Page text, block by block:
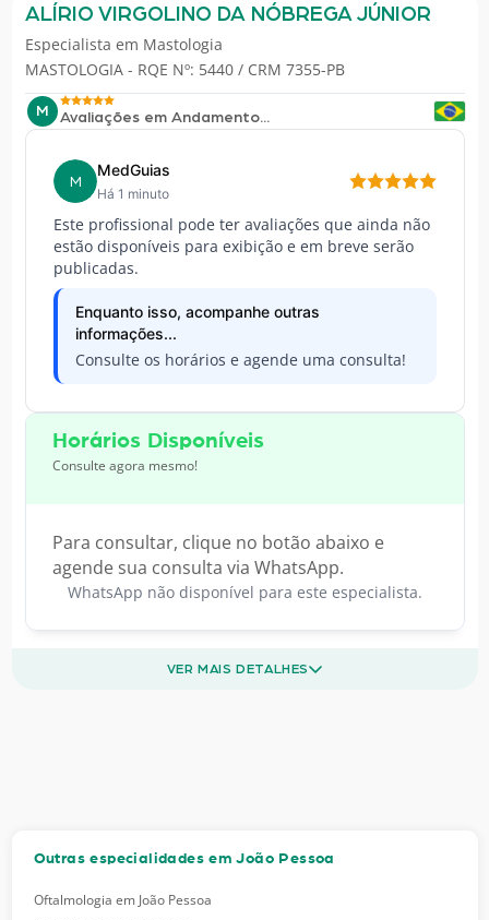
ALÍRIO VIRGOLINO DA NÓBREGA JÚNIOR
Especialista em Mastologia
MASTOLOGIA - RQE Nº: 5440 / CRM 7355-PB
M Avaliações em Andamento...
M
MedGuias
Há 1 minuto
Este profissional pode ter avaliações que ainda não
estão disponíveis para exibição e em breve serão
publicadas.
Enquanto isso, acompanhe outras
informações...
Consulte os horários e agende uma consulta!
Horários Disponíveis
Consulte agora mesmo!
Para consultar, clique no botão abaixo e
agende sua consulta via WhatsApp.
WhatsApp não disponível para este especialista.
VER MAIS DETALHES
Outras especialidades em João Pessoa
Oftalmologia em João Pessoa